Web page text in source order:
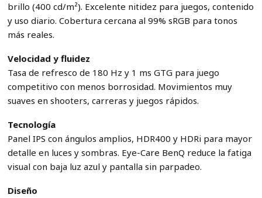
brillo (400 cd/m²). Excelente nitidez para juegos, contenido
y uso diario. Cobertura cercana al 99% sRGB para tonos
más reales.
Velocidad y fluidez
Tasa de refresco de 180 Hz y 1 ms GTG para juego
competitivo con menos borrosidad. Movimientos muy
suaves en shooters, carreras y juegos rápidos.
Tecnología
Panel IPS con ángulos amplios, HDR400 y HDRi para mayor
detalle en luces y sombras. Eye-Care BenQ reduce la fatiga
visual con baja luz azul y pantalla sin parpadeo.
Diseño